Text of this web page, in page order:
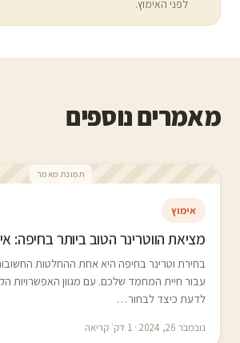
לפני האימוץ.
מאמרים נוספים
תמונת מאמר
אימוץ
מציאת הווטרינר הטוב ביותר בחיפה:
בחירת וטרינר בחיפה היא אחת ההחלטות
עבור חיית המחמד שלכם. עם מגוון האפשרויות
לדעת כיצד לבחור…
נובמבר 26, 2024 · 1 דק׳ קריאה